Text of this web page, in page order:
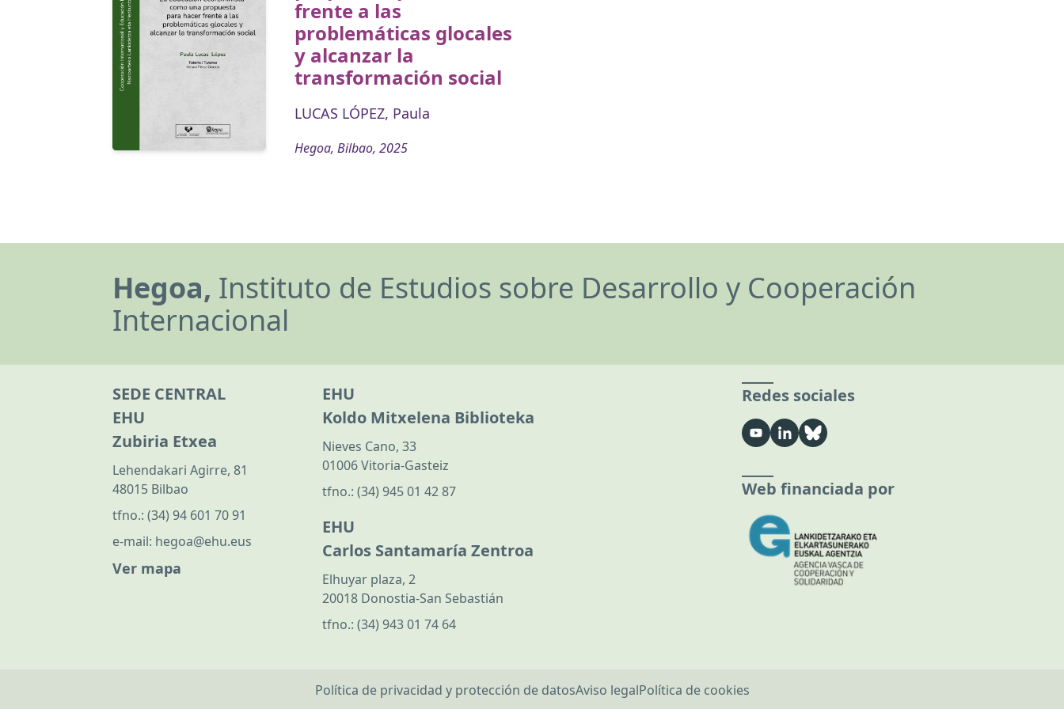
frente a las
problemáticas glocales
y alcanzar la
transformación social
LUCAS LÓPEZ, Paula
Hegoa, Bilbao, 2025
Hegoa, Instituto de Estudios sobre Desarrollo y Cooperación
Internacional
SEDE CENTRAL
EHU
Zubiria Etxea
Lehendakari Agirre, 81
48015 Bilbao
tfno.: (34) 94 601 70 91
e-mail: hegoa@ehu.eus
Ver mapa
EHU
Koldo Mitxelena Biblioteka
Nieves Cano, 33
01006 Vitoria-Gasteiz
tfno.: (34) 945 01 42 87
EHU
Carlos Santamaría Zentroa
Elhuyar plaza, 2
20018 Donostia-San Sebastián
tfno.: (34) 943 01 74 64
Redes sociales
Web financiada por
Política de privacidad y protección de datosAviso legalPolítica de cookies